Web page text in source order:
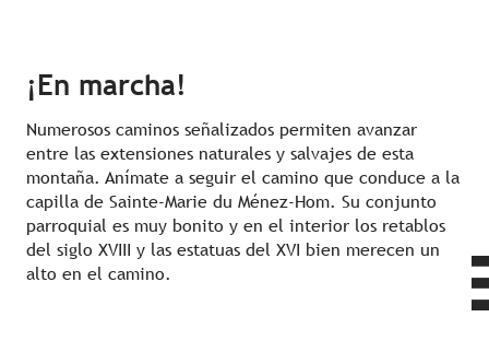
¡En marcha!
Numerosos caminos señalizados permiten avanzar
entre las extensiones naturales y salvajes de esta
montaña. Anímate a seguir el camino que conduce a la
capilla de Sainte-Marie du Ménez-Hom. Su conjunto
parroquial es muy bonito y en el interior los retablos
del siglo XVIII y las estatuas del XVI bien merecen un
alto en el camino.